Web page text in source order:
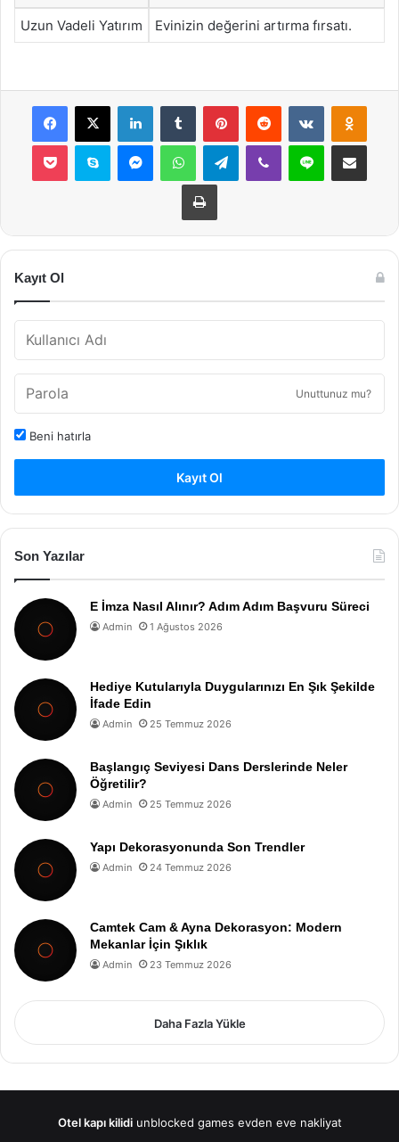
Uzun Vadeli Yatırım Evinizin değerini artırma fırsatı.
Facebook
X LinkedInTumblr PinterestReddit VKontakte
Pocket Skype MessengerWhatsAppTelegramViber Line E-Posta ile
Yazdır
Kayıt Ol
Unuttunuz mu?
Beni hatırla
Kayıt Ol
Son Yazılar
E İmza Nasıl Alınır? Adım Adım Başvuru Süreci
Admin 1 Ağustos 2026
Hediye Kutularıyla Duygularınızı En Şık Şekilde
İfade Edin
Admin 25 Temmuz 2026
Başlangıç Seviyesi Dans Derslerinde Neler
Öğretilir?
Admin 25 Temmuz 2026
Yapı Dekorasyonunda Son Trendler
Admin 24 Temmuz 2026
Camtek Cam & Ayna Dekorasyon: Modern
Mekanlar İçin Şıklık
Admin 23 Temmuz 2026
Daha Fazla Yükle
Otel kapı kilidi unblocked games evden eve nakliyat